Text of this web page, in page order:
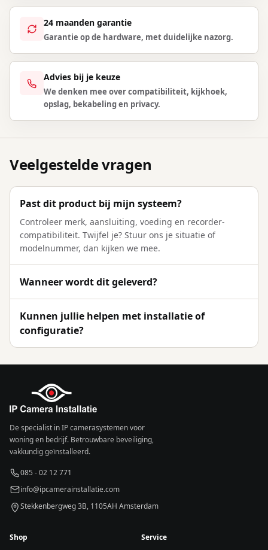
24 maanden garantie
Garantie op de hardware, met duidelijke nazorg.
Advies bij je keuze
We denken mee over compatibiliteit, kijkhoek,
opslag, bekabeling en privacy.
Veelgestelde vragen
Past dit product bij mijn systeem?
Controleer merk, aansluiting, voeding en recorder-
compatibiliteit. Twijfel je? Stuur ons je situatie of
modelnummer, dan kijken we mee.
Wanneer wordt dit geleverd?
Kunnen jullie helpen met installatie of
configuratie?
De specialist in IP camerasystemen voor
woning en bedrijf. Betrouwbare beveiliging,
vakkundig geïnstalleerd.
085 - 02 12 771
info@ipcamerainstallatie.com
Stekkenbergweg 3B, 1105AH Amsterdam
Shop Service